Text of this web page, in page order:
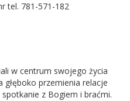
tel. 781-571-182
w centrum swojego życia
przemienia relacje
z Bogiem i braćmi.